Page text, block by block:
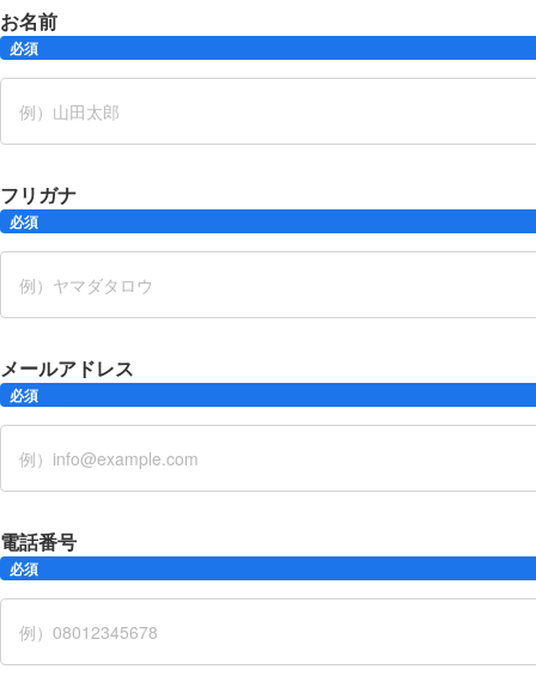
お名前
必須
フリガナ
必須
メールアドレス
必須
電話番号
必須